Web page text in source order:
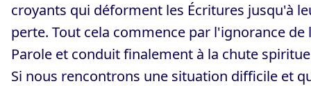
croyants qui déforment les Écritures jusqu'à
perte. Tout cela commence par l'ignorance de
Parole et conduit finalement à la chute
Si nous rencontrons une situation difficile et